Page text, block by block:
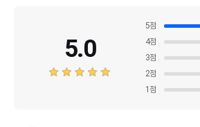
5.0
5점
4점
3점
2점
1 점